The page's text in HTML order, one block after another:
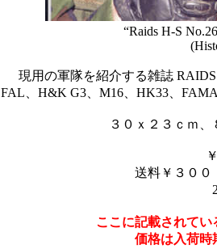
“Raids H-S
現用の軍隊を紹介する雑誌
FAL、H&K G3、M16、HK33、
３０ｘ２３ｃｍ
送料￥３００
ここに記載されて
価格は入荷時